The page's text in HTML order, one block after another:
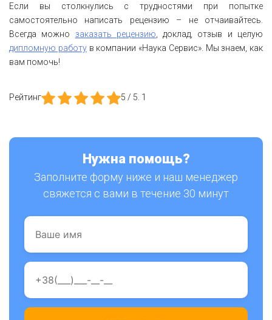
Если вы столкнулись с трудностями при попытке
самостоятельно написать рецензию – не отчаивайтесь.
Всегда можно заказать рецензию , доклад, отзыв и целую
дипломную работув компании «Наука Сервис». Мы знаем, как
вам помочь!
Рейтинг 5 / 5. 1
Нужна помощь?
Заполните форму ниже и наш менеджер
свяжется с вами в течение 30 минут